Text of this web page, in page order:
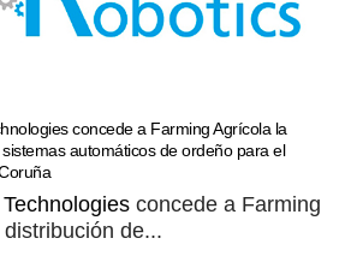
concede a Farming Agrícola la
automáticos de ordeño para el
concede a Farming
de...